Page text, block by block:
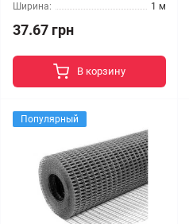
Ширина:
1 м
37.67 грн
В корзину
Популярный